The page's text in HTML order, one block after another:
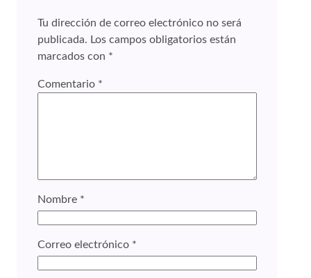
Tu dirección de correo electrónico no será
publicada. Los campos obligatorios están
marcados con *
Comentario *
Nombre *
Correo electrónico *